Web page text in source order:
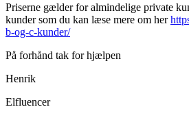
Priserne gælder for almindelige private
kunder som du kan læse mere om her
b-og-c-kunder/
På forhånd tak for hjælpen
Henrik
Elfluencer